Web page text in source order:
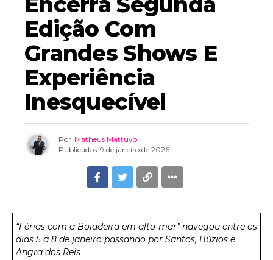
Edição Com
Grandes Shows E
Experiência
Inesquecível
Por Matheus Mattuvo
Publicados 9 de janeiro de 2026
“Férias com a Boiadeira em alto-mar” navegou entre os
dias 5 a 8 de janeiro passando por Santos, Búzios e
Angra dos Reis